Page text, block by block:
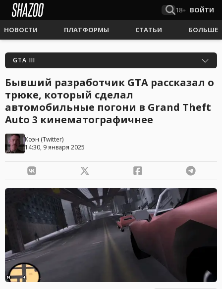
18+ ВОЙТИ
НОВОСТИ ПЛАТФОРМЫ СТАТЬИ БОЛЬШЕ
GTA III
Бывший разработчик GTA рассказал о
трюке, который сделал
автомобильные погони в Grand Theft
Auto 3 кинематографичнее
Коэн (Twitter)
14:30, 9 января 2025